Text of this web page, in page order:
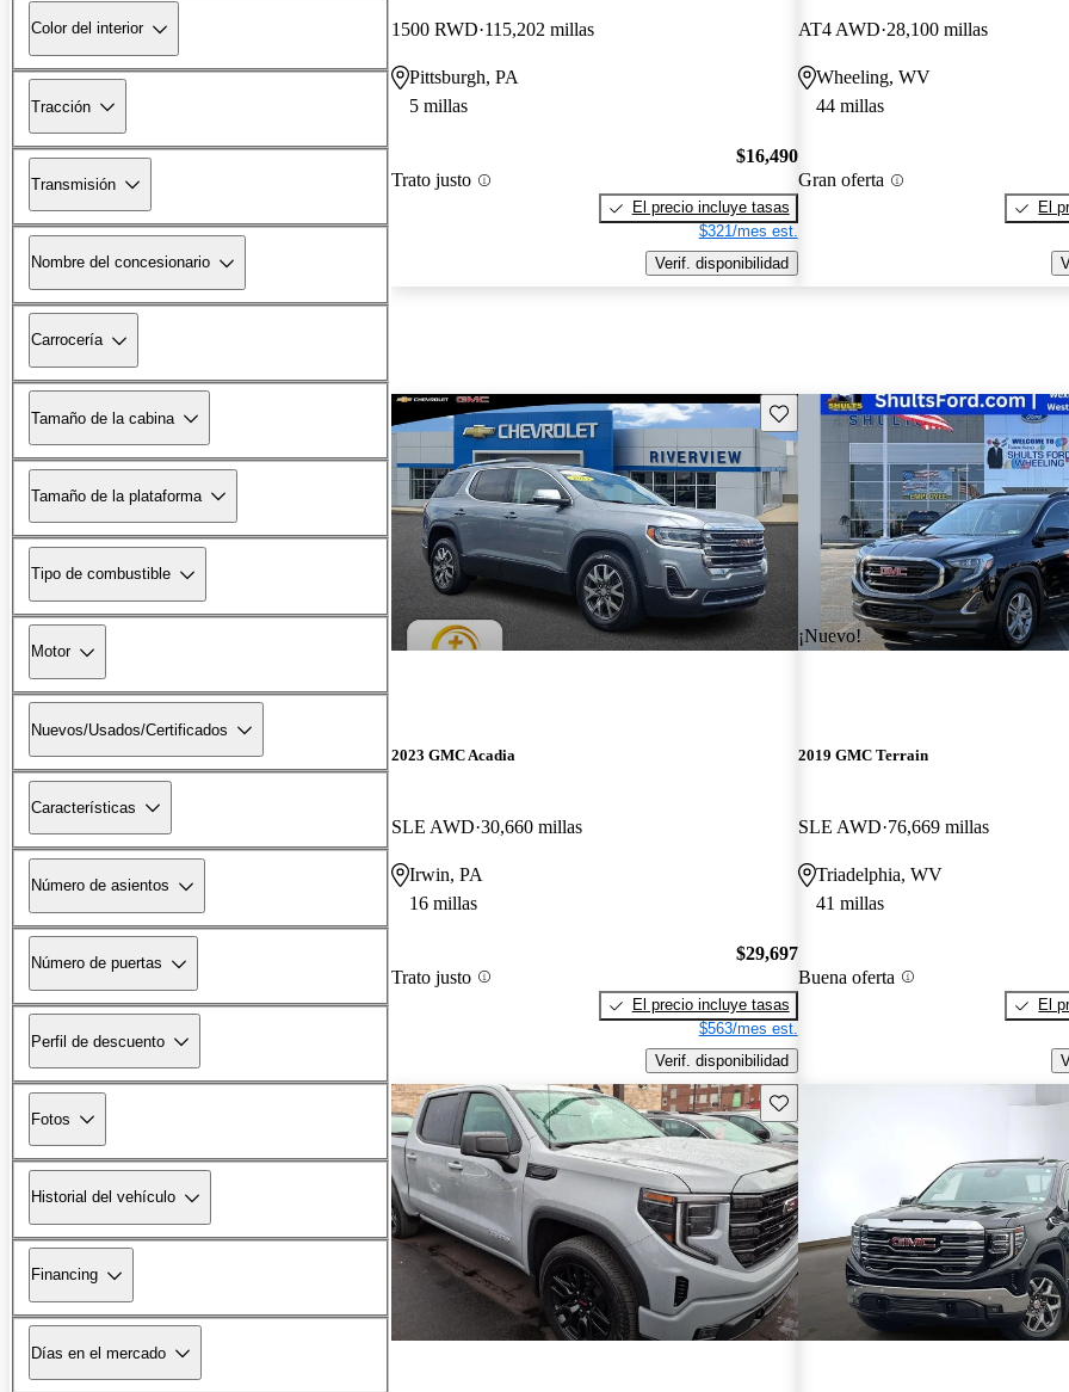
Color del interior
Tracción
Transmisión
Nombre del concesionario
Carrocería
Tamaño de la cabina
Tamaño de la plataforma
Tipo de combustible
Motor
Nuevos/Usados/Certificados
Características
Número de asientos
Número de puertas
Perfil de descuento
Fotos
Historial del vehículo
Financing
Días en el mercado
1500 RWD 115,202 millas
Pittsburgh, PA
5 millas
Trato justo
$16,490
El precio incluye tasas
$321/mes est.
Verif. disponibilidad
AT4 AWD 28,100 millas
Wheeling, WV
44 millas
Gran oferta
El
Guarda este Aviso
2023 GMC Acadia
SLE AWD 30,660 millas
Irwin, PA
16 millas
Trato justo
$29,697
El precio incluye tasas
$563/mes est.
Verif. disponibilidad
¡Nuevo!
2019 GMC Terrain
SLE AWD 76,669 millas
Triadelphia, WV
41 millas
Buena oferta
El
Guarda este Aviso